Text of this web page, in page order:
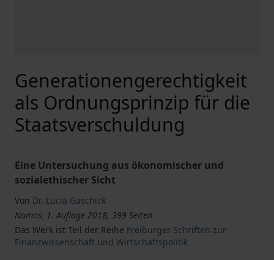
Generationengerechtigkeit
als Ordnungsprinzip für die
Staatsverschuldung
Eine Untersuchung aus ökonomischer und
sozialethischer Sicht
Von Dr. Lucia Gaschick
Nomos, 1. Auflage 2018, 399 Seiten
Das Werk ist Teil der Reihe Freiburger Schriften zur
Finanzwissenschaft und Wirtschaftspolitik